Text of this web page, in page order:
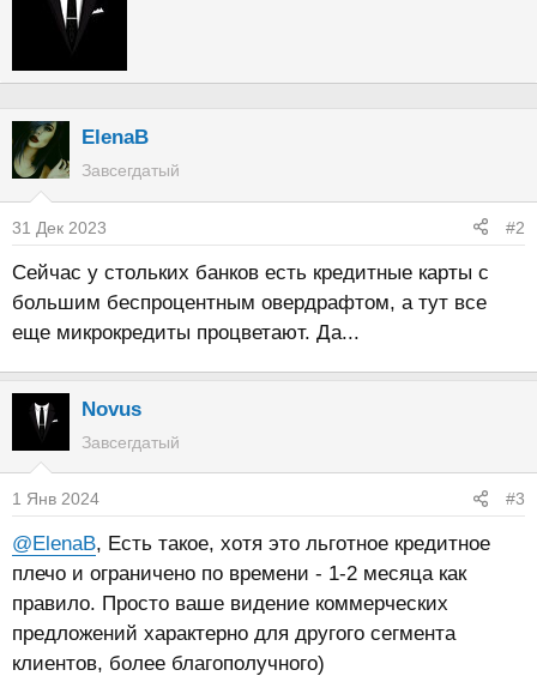
р
ElenaB
Завсегдатый
31 Дек 2023 #2
Сейчас у стольких банков есть кредитные карты с
большим беспроцентным овердрафтом, а тут все
еще микрокредиты процветают. Да...
Novus
Завсегдатый
1 Янв 2024 #3
@ElenaB, Есть такое, хотя это льготное кредитное
плечо и ограничено по времени - 1-2 месяца как
правило. Просто ваше видение коммерческих
предложений характерно для другого сегмента
клиентов, более благополучного)